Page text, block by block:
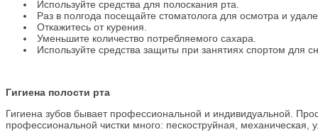
Используйте средства для полоскания рта.
Раз в полгода посещайте стоматолога для осмотра и
Откажитесь от курения.
Уменьшите количество потребляемого сахара.
Используйте средства защиты при занятиях спортом для
Гигиена полости рта
Гигиена зубов бывает профессиональной и индивидуальной.
профессиональной чистки много: пескоструйная, механическая,